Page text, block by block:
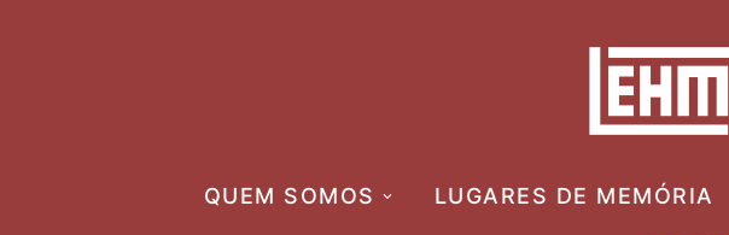
QUEM SOMOS LUGARES DE MEMÓRIA